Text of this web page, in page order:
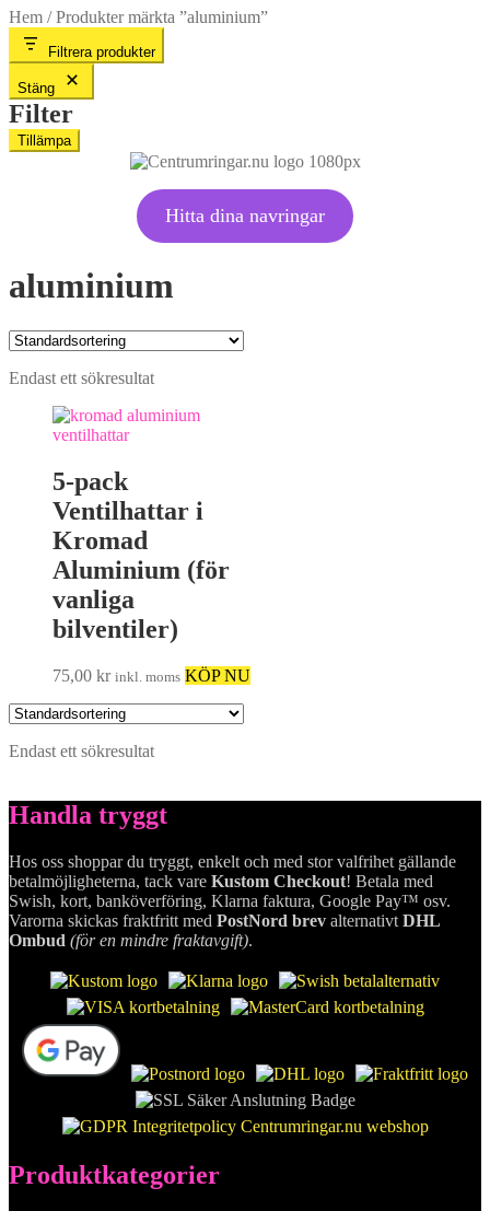
Hem /Produkter märkta ”aluminium”
aluminium
Endast ett sökresultat
5-pack
Ventilhattar i
Kromad
Aluminium (för
vanliga
bilventiler)
75,00 kr inkl. moms KÖP NU
Endast ett sökresultat
Filtrera produkter
Stäng
Filter
Tillämpa
Hitta dina navringar
Handla tryggt
Hos oss shoppar du tryggt, enkelt och med stor valfrihet gällande
betalmöjligheterna, tack vare Kustom Checkout! Betala med
Swish, kort, banköverföring, Klarna faktura, Google Pay™ osv.
Varorna skickas fraktfritt med PostNord brev alternativt DHL
Ombud (för en mindre fraktavgift).
Produktkategorier